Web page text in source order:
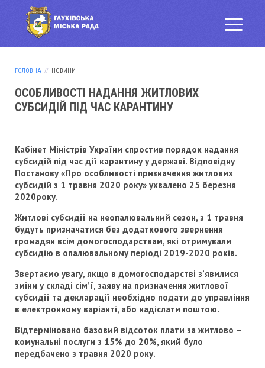
ГОЛОВНА НОВИНИ
ОСОБЛИВОСТІ НАДАННЯ ЖИТЛОВИХ
СУБСИДІЙ ПІД ЧАС КАРАНТИНУ
Кабінет Міністрів України спростив порядок надання
субсидій під час дії карантинуу державі. Відповідну
Постанову «Про особливості призначення житлових
субсидій з 1 травня 2020 року» ухвалено 25 березня
2020року.
Житлові субсидії на неопалювальний сезон, з 1 травня
будуть призначатися без додаткового звернення
громадян всім домогосподарствам, які отримували
субсидію в опалювальному періоді 2019-2020 років.
Звертаємо увагу, якщо в домогосподарстві з’явилися
зміни у складі сім’ї, заяву на призначення житлової
субсидії та декларації необхідно подати до управління
в електронному варіанті, або надіслати поштою.
Відтерміновано базовий відсоток плати за житлово –
комунальні послуги з 15% до 20%, який було
передбачено з травня 2020 року.